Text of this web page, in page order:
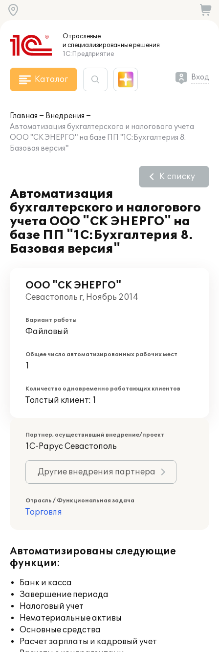
Отраслевые
и специализированныерешения
1С:Предприятие
Каталог Вход
Главная
Внедрения
Автоматизация бухгалтерского и налогового учета
ООО "СК ЭНЕРГО" на базе ПП "1С:Бухгалтерия 8.
Базовая версия"
Автоматизация
бухгалтерского и налогового
учета ООО "СК ЭНЕРГО" на
базе ПП "1С:Бухгалтерия 8.
Базовая версия"
К списку
ООО "СК ЭНЕРГО"
Севастополь г, Ноябрь 2014
Вариант работы
Файловый
Общее число автоматизированных рабочих мест
1
Количество одновременно работающих клиентов
Толстый клиент: 1
Партнер, осуществивший внедрение/проект
1С-Рарус Севастополь
Другие внедрения партнера
Отрасль / Функциональная задача
Торговля
Автоматизированы следующие
функции:
Банк и касса
Завершение периода
Налоговый учет
Нематериальные активы
Основные средства
Расчет зарплаты и кадровый учет